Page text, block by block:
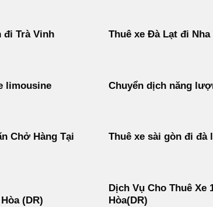
đi Trà Vinh Thuê xe Đà Lạt đi Nha
limousine
Chuyển dịch năng
Chở Hàng Tại
Thuê xe sài gòn đi đà
Dịch Vụ Cho Thuê Xe
Hòa(DR)
(DR)